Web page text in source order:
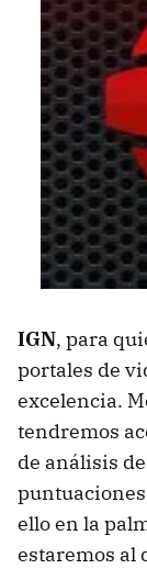
IGN, para
portales de
excelencia.
tendremos
de análisis
ello en la
estaremos al